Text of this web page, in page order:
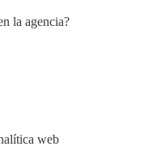
la agencia?
web